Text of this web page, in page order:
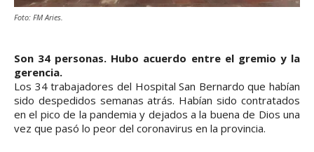
Foto: FM Aries.
Son 34 personas. Hubo acuerdo entre el gremio y la
gerencia.
Los 34 trabajadores del Hospital San Bernardo que habían
sido despedidos semanas atrás. Habían sido contratados
en el pico de la pandemia y dejados a la buena de Dios una
vez que pasó lo peor del coronavirus en la provincia.